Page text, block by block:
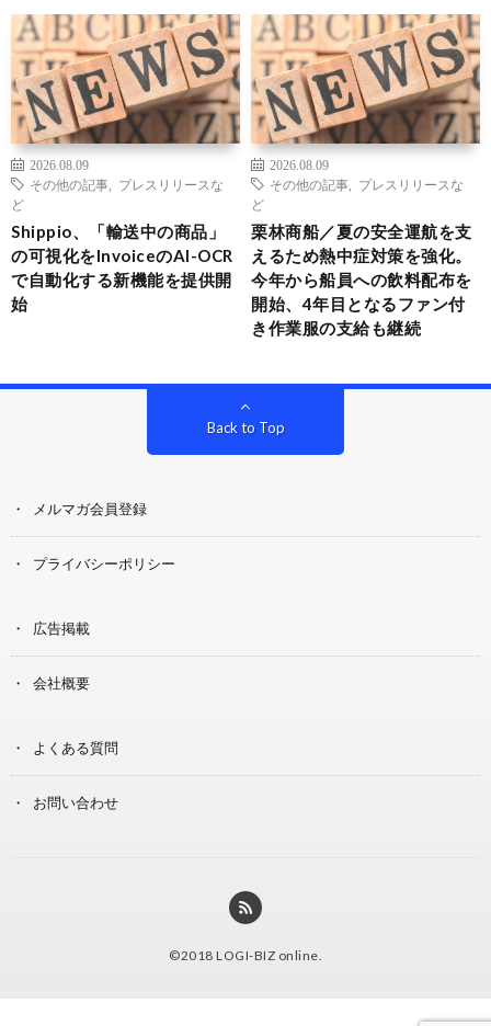
2026.08.09
その他の記事
プレスリリースな
ど
Shippio、「輸送中の商品」
の可視化をInvoiceのAI-OCR
で自動化する新機能を提供開
始
2026.08.09
その他の記事
プレスリリースな
ど
栗林商船／夏の安全運航を支
えるため熱中症対策を強化。
今年から船員への飲料配布を
開始、4年目となるファン付
き作業服の支給も継続
Back to Top
メルマガ会員登録
プライバシーポリシー
広告掲載
会社概要
よくある質問
お問い合わせ
©2018 LOGI-BIZ online